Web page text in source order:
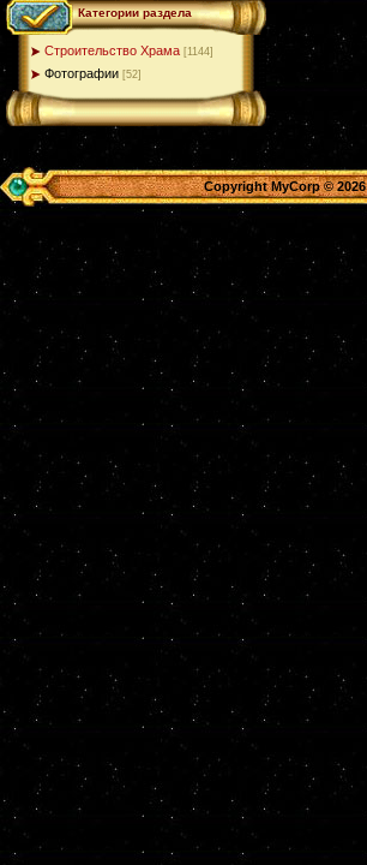
Категории раздела
Строительство Храма [1144]
Фотографии [52]
Copyright MyCorp © 2026